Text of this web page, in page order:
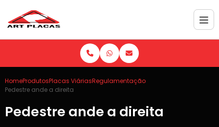
HomeProdutosPlacas ViáriasRegulamentação
Pedestre ande a direita
Pedestre ande a direita